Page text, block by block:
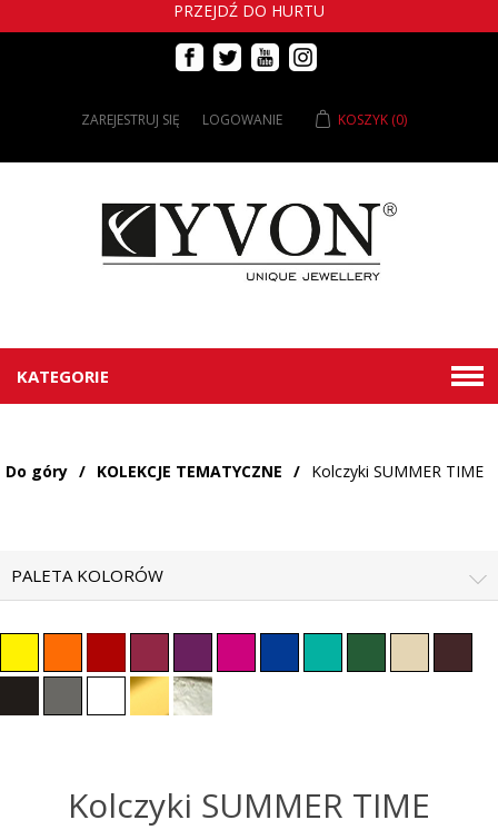
PRZEJDŹ DO HURTU
ZAREJESTRUJ SIĘ LOGOWANIE KOSZYK (0)
KATEGORIE
Do góry / KOLEKCJE TEMATYCZNE / Kolczyki SUMMER TIME
PALETA KOLORÓW
Kolczyki SUMMER TIME